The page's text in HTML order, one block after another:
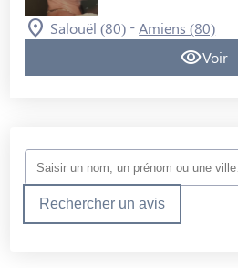
Salouël (80) - Amiens (80)
Voir
Rechercher un avis